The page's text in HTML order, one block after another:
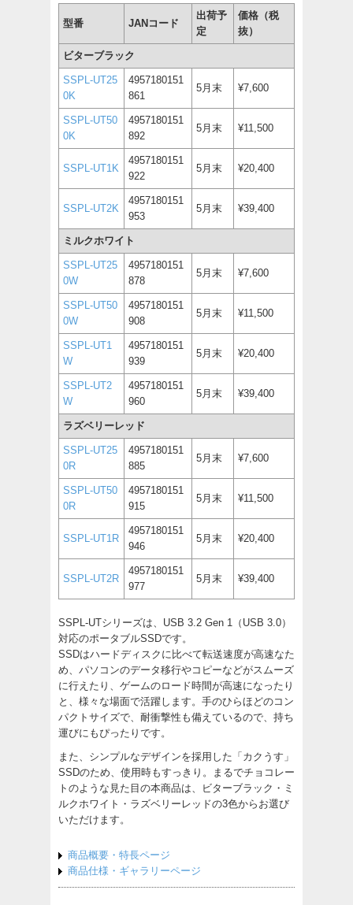
型番 JANコード
出荷予
定
価格（税
抜）
ビターブラック
SSPL-UT25
0K
4957180151
861
5月末 ¥7,600
SSPL-UT50
0K
4957180151
892
5月末 ¥11,500
SSPL-UT1K
4957180151
922
5月末 ¥20,400
SSPL-UT2K
4957180151
953
5月末 ¥39,400
ミルクホワイト
SSPL-UT25
0W
4957180151
878
5月末 ¥7,600
SSPL-UT50
0W
4957180151
908
5月末 ¥11,500
SSPL-UT1
W
4957180151
939
5月末 ¥20,400
SSPL-UT2
W
4957180151
960
5月末 ¥39,400
ラズベリーレッド
SSPL-UT25
0R
4957180151
885
5月末 ¥7,600
SSPL-UT50
0R
4957180151
915
5月末 ¥11,500
SSPL-UT1R
4957180151
946
5月末 ¥20,400
SSPL-UT2R
4957180151
977
5月末 ¥39,400
SSPL-UTシリーズは、USB 3.2 Gen 1（USB 3.0）
対応のポータブルSSDです。
SSDはハードディスクに比べて転送速度が高速なた
め、パソコンのデータ移行やコピーなどがスムーズ
に行えたり、ゲームのロード時間が高速になったり
と、様々な場面で活躍します。手のひらほどのコン
パクトサイズで、耐衝撃性も備えているので、持ち
運びにもぴったりです。
また、シンプルなデザインを採用した「カクうす」
SSDのため、使用時もすっきり。まるでチョコレー
トのような見た目の本商品は、ビターブラック・ミ
ルクホワイト・ラズベリーレッドの3色からお選び
いただけます。
商品概要・特長ページ
商品仕様・ギャラリーページ